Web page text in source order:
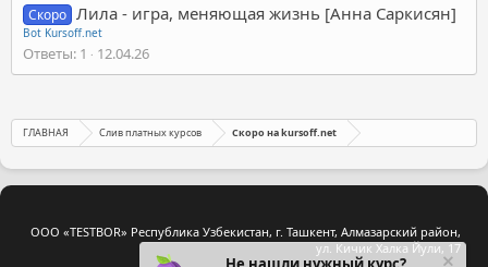
Скоро Лила - игра, меняющая жизнь [Анна Саркисян]
Bot Kursoff.net
Ответы 1 12.04.26
ГЛАВНАЯ Слив платных курсов Скоро на kursoff.net
ООО «TESTBOR» Республика Узбекистан, г. Ташкент, Алмазарский район,
ул. Кичик Халка Йули, 17